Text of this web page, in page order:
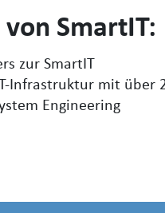
SmartIT:
zur SmartIT
Infrastruktur mit über
Engineering